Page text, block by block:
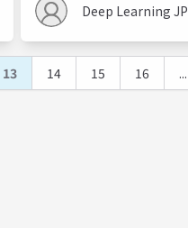
Deep Learning JP
13 14 15 16 ...